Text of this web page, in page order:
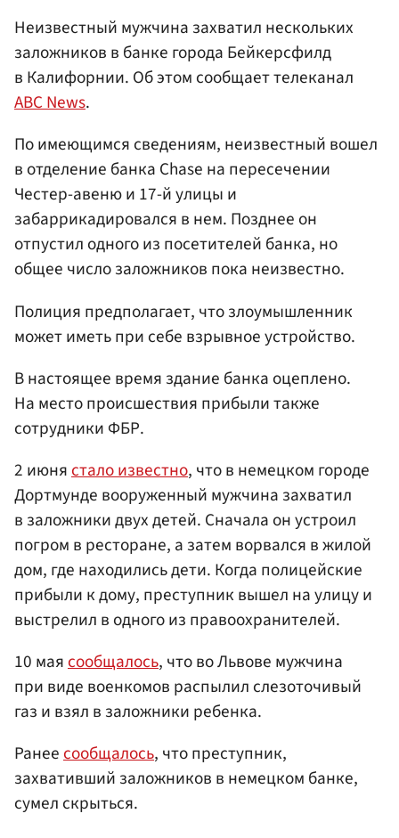
Неизвестный мужчина захватил нескольких
заложников в банке города Бейкерсфилд
в Калифорнии. Об этом сообщает телеканал
ABC News.
По имеющимся сведениям, неизвестный вошел
в отделение банка Chase на пересечении
Честер-авеню и 17-й улицы и
забаррикадировался в нем. Позднее он
отпустил одного из посетителей банка, но
общее число заложников пока неизвестно.
Полиция предполагает, что злоумышленник
может иметь при себе взрывное устройство.
В настоящее время здание банка оцеплено.
На место происшествия прибыли также
сотрудники ФБР.
2 июнястало известно, что в немецком городе
Дортмунде вооруженный мужчина захватил
в заложники двух детей. Сначала он устроил
погром в ресторане, а затем ворвался в жилой
дом, где находились дети. Когда полицейские
прибыли к дому, преступник вышел на улицу и
выстрелил в одного из правоохранителей.
10 маясообщалось, что во Львове мужчина
при виде военкомов распылил слезоточивый
газ и взял в заложники ребенка.
Ранеесообщалось, что преступник,
захвативший заложников в немецком банке,
сумел скрыться.